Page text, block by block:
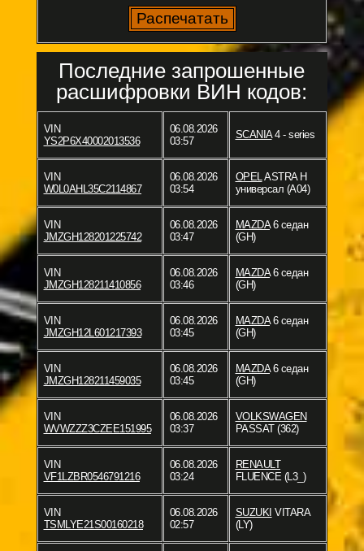
Последние запрошенные
расшифровки ВИН кодов:
VIN
YS2P6X40002013536
06.08.2026
03:57
SCANIA4 - series
VIN
W0L0AHL35C2114867
06.08.2026
03:54
OPEL ASTRA H
универсал (A04)
VIN
JMZGH128201225742
06.08.2026
03:47
MAZDA6 седан
(GH)
VIN
JMZGH128211410856
06.08.2026
03:46
MAZDA6 седан
(GH)
VIN
JMZGH12L601217393
06.08.2026
03:45
MAZDA6 седан
(GH)
VIN
JMZGH128211459035
06.08.2026
03:45
MAZDA6 седан
(GH)
VIN
WVWZZZ3CZEE151995
06.08.2026
03:37
VOLKSWAGEN
PASSAT (362)
VIN
VF1LZBR0546791216
06.08.2026
03:24
RENAULT
FLUENCE (L3_)
VIN
TSMLYE21S00160218
06.08.2026
02:57
SUZUKI VITARA
(LY)